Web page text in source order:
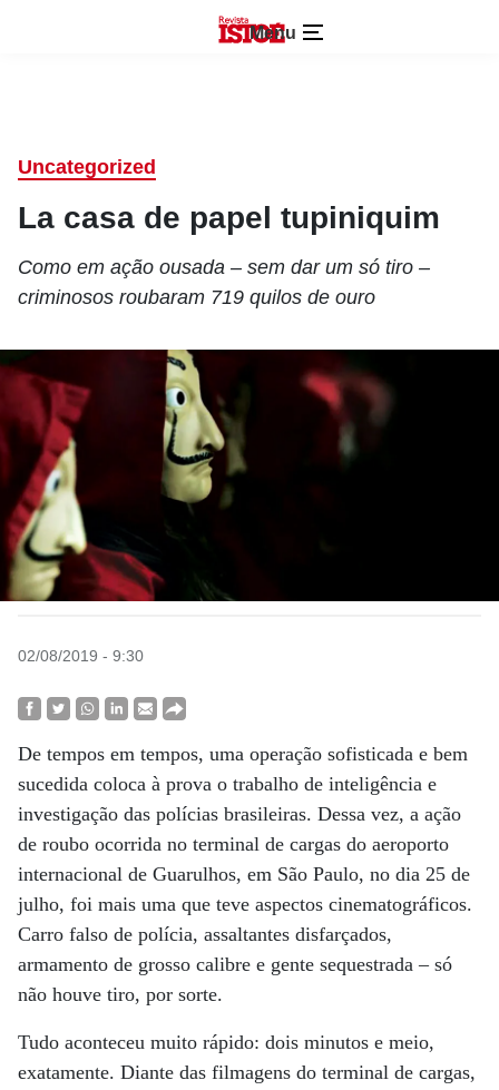
Menu
Uncategorized
La casa de papel tupiniquim
Como em ação ousada – sem dar um só tiro –
criminosos roubaram 719 quilos de ouro
02/08/2019 - 9:30
De tempos em tempos, uma operação sofisticada e bem
sucedida coloca à prova o trabalho de inteligência e
investigação das polícias brasileiras. Dessa vez, a ação
de roubo ocorrida no terminal de cargas do aeroporto
internacional de Guarulhos, em São Paulo, no dia 25 de
julho, foi mais uma que teve aspectos cinematográficos.
Carro falso de polícia, assaltantes disfarçados,
armamento de grosso calibre e gente sequestrada – só
não houve tiro, por sorte.
Tudo aconteceu muito rápido: dois minutos e meio,
exatamente. Diante das filmagens do terminal de cargas,